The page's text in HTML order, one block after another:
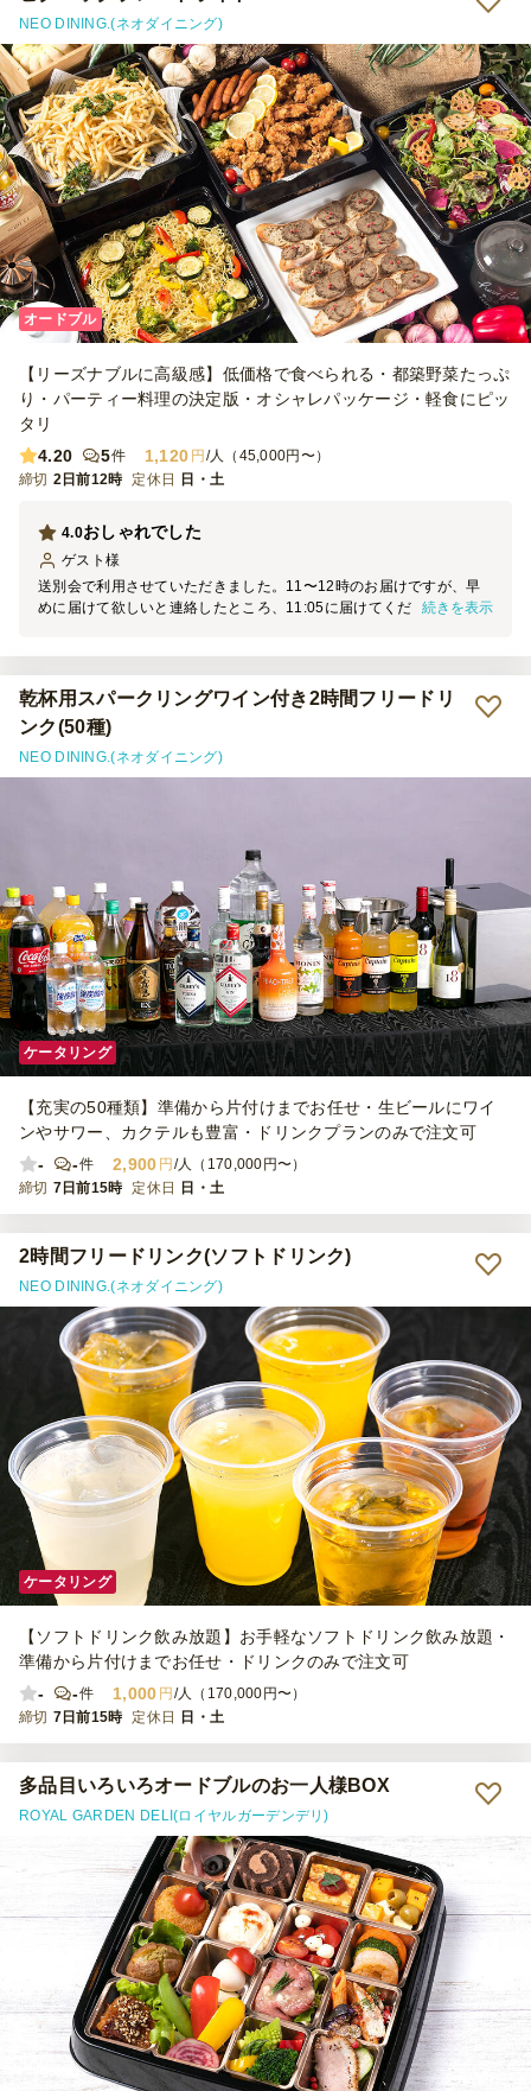
NEO DINING.(ネオダイニング)
オードブル
【リーズナブルに高級感】低価格で食べられる・都築野菜たっぷ
り・パーティー料理の決定版・オシャレパッケージ・軽食にピッ
タリ
4.20
5件 1,120 円 /人（45,000円〜）
締切 2日前12時 定休日 日・土
おしゃれでした
4.0
ゲスト 様
送別会で利用させていただきました。11〜12時のお届けですが、早
めに届けて欲しいと連絡したところ、11:05に届けてくださり、助か
続きを表示
乾杯用スパークリングワイン付き2時間フリードリ
ンク(50種)
NEO DINING.(ネオダイニング)
ケータリング
【充実の50種類】準備から片付けまでお任せ・生ビールにワイ
ンやサワー、カクテルも豊富・ドリンクプランのみで注文可
-
-件 2,900 円 /人（170,000円〜）
締切 7日前15時 定休日 日・土
2時間フリードリンク(ソフトドリンク)
NEO DINING.(ネオダイニング)
ケータリング
【ソフトドリンク飲み放題】お手軽なソフトドリンク飲み放題・
準備から片付けまでお任せ・ドリンクのみで注文可
-
-件 1,000 円 /人（170,000円〜）
締切 7日前15時 定休日 日・土
多品目いろいろオードブルのお一人様BOX
ROYAL GARDEN DELI(ロイヤルガーデンデリ)